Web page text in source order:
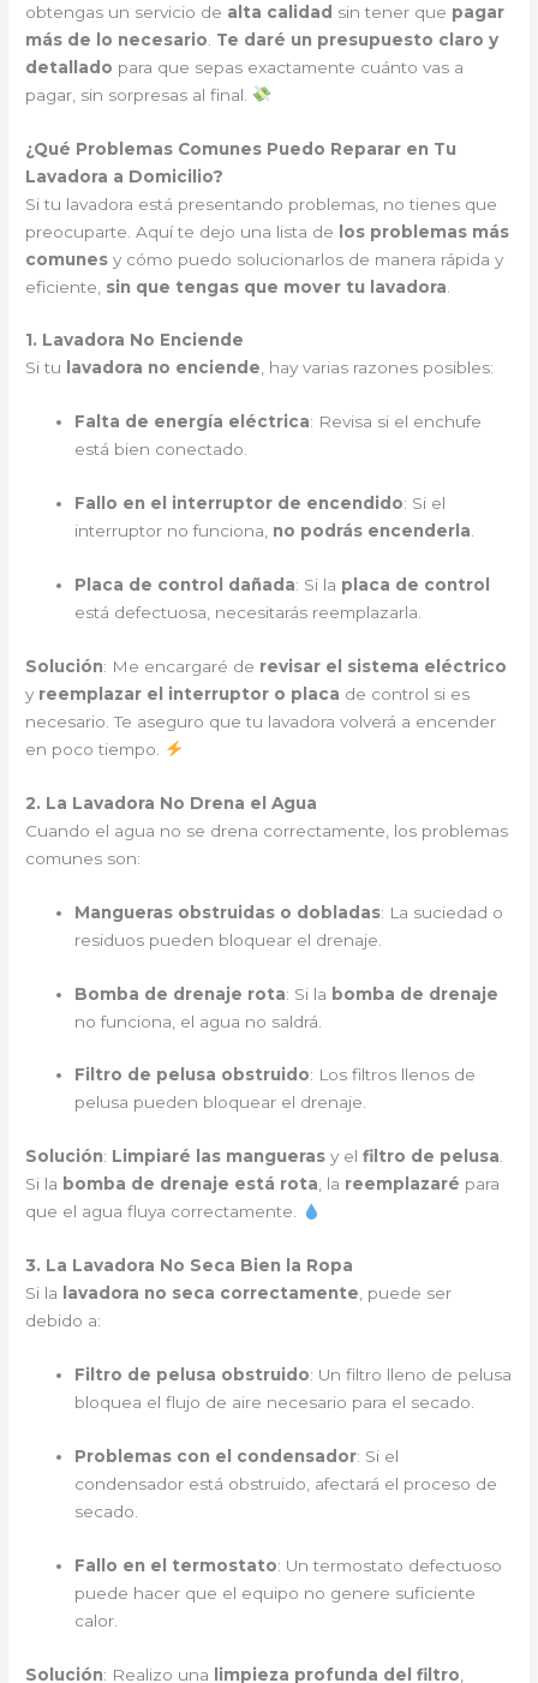
obtengas un servicio de alta calidad sin tener que pagar
más de lo necesario Te daré un presupuesto claro y
detallado para que sepas exactamente cuánto vas a
pagar, sin sorpresas al final.
¿Qué Problemas Comunes Puedo Reparar en Tu
Lavadora a Domicilio?
Si tu lavadora está presentando problemas, no tienes que
preocuparte. Aquí te dejo una lista de los problemas más
comunes y cómo puedo solucionarlos de manera rápida y
eficiente, sin que tengas que mover tu lavadora
1. Lavadora No Enciende
Si tu
lavadora no enciende, hay varias razones posibles:
Falta de energía eléctrica: Revisa si el enchufe
está bien conectado.
Fallo en el interruptor de encendido: Si el
interruptor no funciona, no podrás encenderla
Placa de control dañada: Si la placa de control
está defectuosa, necesitarás reemplazarla.
Solución: Me encargaré de revisar el sistema eléctrico
y reemplazar el interruptor o placa de control si es
necesario. Te aseguro que tu lavadora volverá a encender
en poco tiempo.
2. La Lavadora No Drena el Agua
Cuando el agua no se drena correctamente, los problemas
comunes son:
Mangueras obstruidas o dobladas: La suciedad o
residuos pueden bloquear el drenaje.
Bomba de drenaje rota: Si la bomba de drenaje
no funciona, el agua no saldrá.
Filtro de pelusa obstruido: Los filtros llenos de
pelusa pueden bloquear el drenaje.
Solución: Limpiaré las mangueras y elfiltro de pelusa.
Si la bomba de drenaje está rota, la reemplazaré para
que el agua fluya correctamente.
3. La Lavadora No Seca Bien la Ropa
Si la
lavadora no seca correctamente , puede ser
debido a:
Filtro de pelusa obstruido: Un filtro lleno de pelusa
bloquea el flujo de aire necesario para el secado.
Problemas con el condensador: Si el
condensador está obstruido, afectará el proceso de
secado.
Fallo en el termostato: Un termostato defectuoso
puede hacer que el equipo no genere suficiente
calor.
Solución: Realizo una limpieza profunda del filtro